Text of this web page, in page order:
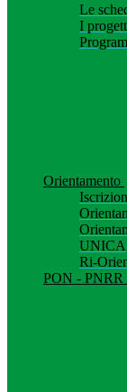
Le
I
Orientamento
UNICA
Ri-
PON - PNRR